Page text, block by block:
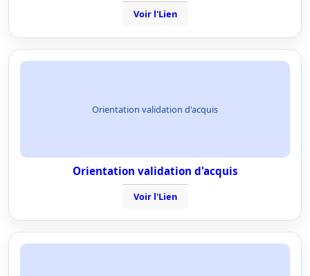
Voir l'Lien
Orientation validation d'acquis
Orientation validation d'acquis
Voir l'Lien